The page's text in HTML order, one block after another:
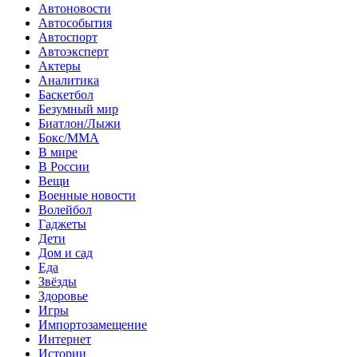
Автоновости
Автособытия
Автоспорт
Автоэксперт
Актеры
Аналитика
Баскетбол
Безумный мир
Биатлон/Лыжи
Бокс/MMA
В мире
В России
Вещи
Военные новости
Волейбол
Гаджеты
Дети
Дом и сад
Еда
Звёзды
Здоровье
Игры
Импортозамещение
Интернет
Истории